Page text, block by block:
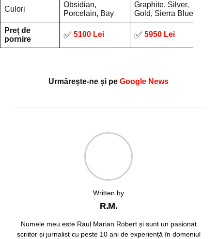
Culori
Obsidian,
Porcelain, Bay
Graphite, Silver,
Gold, Sierra Blue
Preț de
pornire
✅ 5100 Lei ✅ 5950 Lei
Urmărește-ne și pe Google News
Written by
R.M.
Numele meu este Raul Marian Robert și sunt un pasionat
scriitor și jurnalist cu peste 10 ani de experiență în domeniul